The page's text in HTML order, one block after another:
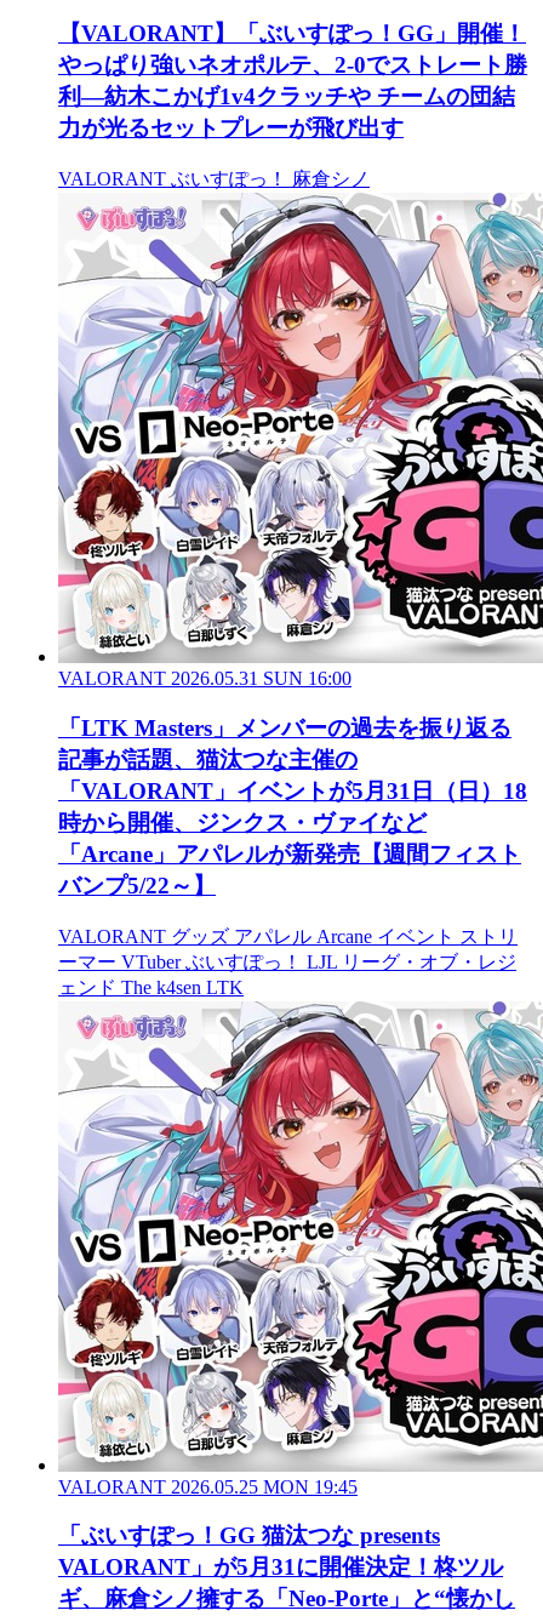
【VALORANT】「ぶいすぽっ！GG」開催！
やっぱり強いネオポルテ、2-0でストレート勝
利―紡木こかげ1v4クラッチや チームの団結
力が光るセットプレーが飛び出す
VALORANT ぶいすぽっ！ 麻倉シノ
VALORANT 2026.05.31 SUN 16:00
「LTK Masters」メンバーの過去を振り返る
記事が話題、猫汰つな主催の
「VALORANT」イベントが5月31日（日）18
時から開催、ジンクス・ヴァイなど
「Arcane」アパレルが新発売【週間フィスト
バンプ5/22～】
VALORANT グッズ アパレル Arcane イベント ストリ
ーマー VTuber ぶいすぽっ！ LJL リーグ・オブ・レジ
ェンド The k4sen LTK
VALORANT 2026.05.25 MON 19:45
「ぶいすぽっ！GG 猫汰つな presents
VALORANT」が5月31に開催決定！柊ツル
ギ、麻倉シノ擁する「Neo-Porte」と“懐かし